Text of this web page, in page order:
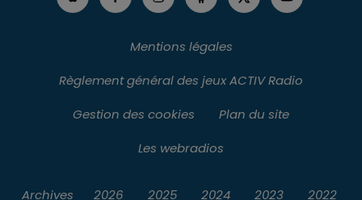
Mentions légales
Règlement général des jeux ACTIV Radio
Gestion des cookies
Plan du site
Les webradios
Archives 2026 2025 2024 2023 2022